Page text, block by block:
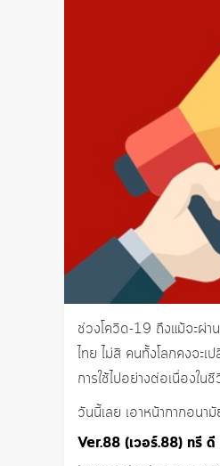
ช่วงโควิด-19 ถึงแม้จะผ่า
ไทย ไม่สิ คนทั้งโลกคงจะ
การใช้ไปอย่างต่อเนื่องใ
วันนี้เลย เอาหน้ากากอน
Ver.88 (เวอร์.88) ทรี